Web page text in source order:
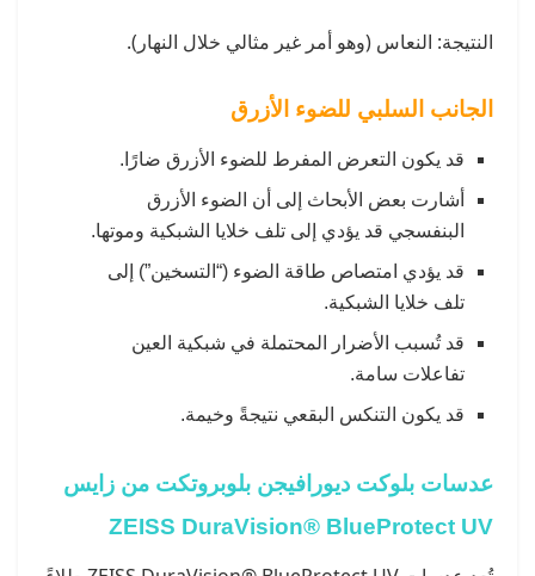
النتيجة: النعاس (وهو أمر غير مثالي خلال النهار).
الجانب السلبي للضوء الأزرق
قد يكون التعرض المفرط للضوء الأزرق ضارًا.
أشارت بعض الأبحاث إلى أن الضوء الأزرق
البنفسجي قد يؤدي إلى تلف خلايا الشبكية وموتها.
قد يؤدي امتصاص طاقة الضوء (“التسخين”) إلى
تلف خلايا الشبكية.
قد تُسبب الأضرار المحتملة في شبكية العين
تفاعلات سامة.
قد يكون التنكس البقعي نتيجةً وخيمة.
عدسات بلوكت ديورافيجن بلوبروتكت من زايس
ZEISS DuraVision® BlueProtect UV